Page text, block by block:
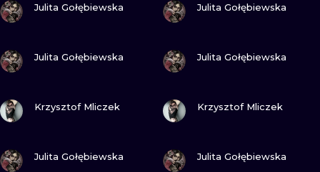
Julita Gołębiewska Julita Gołębiewska
Julita Gołębiewska Julita Gołębiewska
Krzysztof Mliczek Krzysztof Mliczek
Julita Gołębiewska Julita Gołębiewska